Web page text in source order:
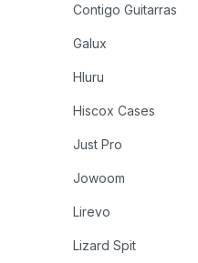
Contigo Guitarras
Galux
Hluru
Hiscox Cases
Just Pro
Jowoom
Lirevo
Lizard Spit